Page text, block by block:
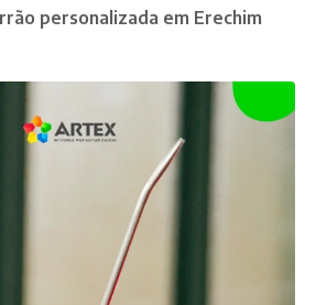
personalizada em Erechim